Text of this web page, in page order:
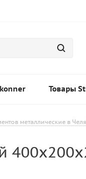
Товары
металлические в